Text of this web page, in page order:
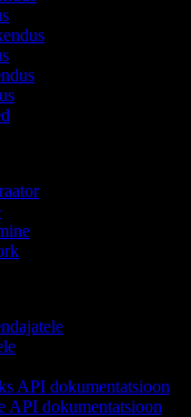
API dokumentatsioon
API dokumentatsioon